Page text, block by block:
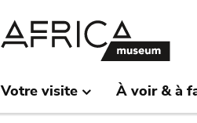
Votre visite À voir & à